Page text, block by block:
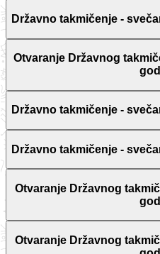
Državno takmičenje -
Otvaranje Državnog
Državno takmičenje -
Državno takmičenje -
Otvaranje Državnog
Otvaranje Državnog